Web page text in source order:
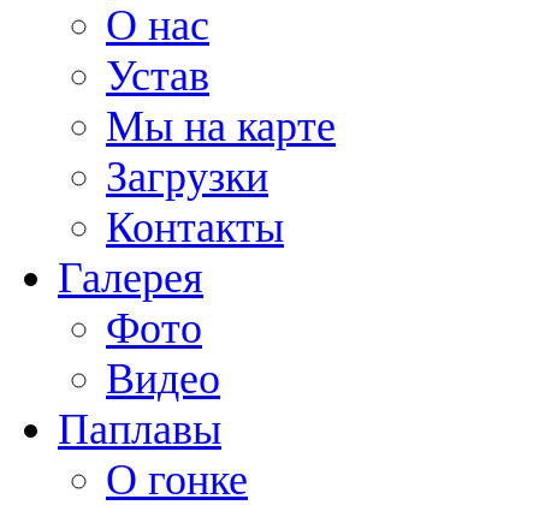
О нас
Устав
Мы на карте
Загрузки
Контакты
Галерея
Фото
Видео
Паплавы
О гонке